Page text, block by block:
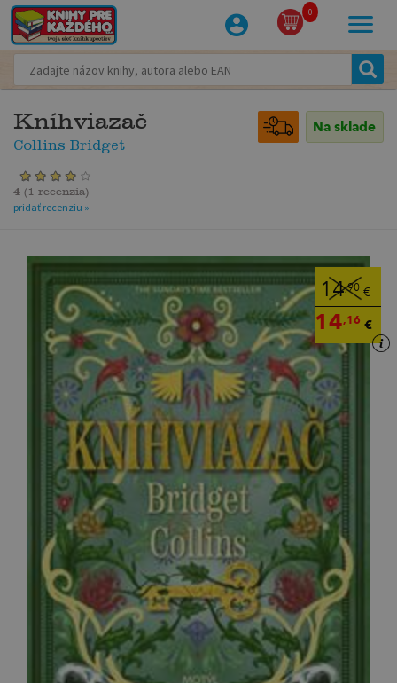
0
Kníhviazač
Collins Bridget
Na sklade
4 ( 1 recenzia)
pridať recenziu »
14,90 €
14,16 €